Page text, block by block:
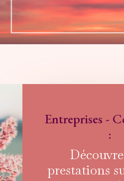
Entreprises -
:
prestations